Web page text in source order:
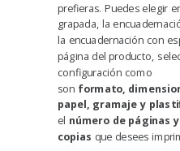
prefieras. Puedes elegir
grapada, la
la encuadernación con
página del producto,
configuración como
son formato
papel, gramajey
el número de páginas
copias que desees